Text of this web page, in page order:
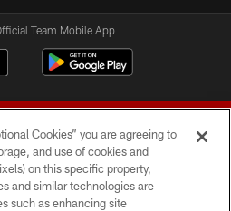
Team Mobile App
Football Company LLC
Cookies” you are agreeing to
and use of cookies and
on this specific property,
and similar technologies are
such as enhancing site